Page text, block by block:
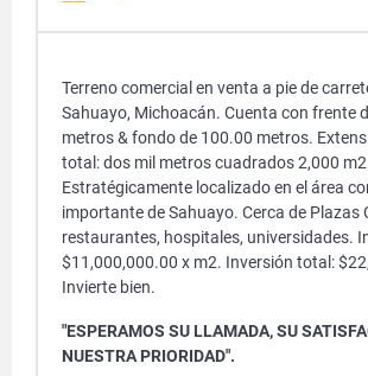
Terreno comercial en venta a pie de
Sahuayo, Michoacán. Cuenta con frente
metros & fondo de 100.00 metros.
total: dos mil metros cuadrados 2,000
Estratégicamente localizado en el área
importante de Sahuayo. Cerca de Plazas
restaurantes, hospitales, universidades.
$11,000,000.00 x m2. Inversión total:
Invierte bien.
"ESPERAMOS SU LLAMADA, SU
NUESTRA PRIORIDAD".